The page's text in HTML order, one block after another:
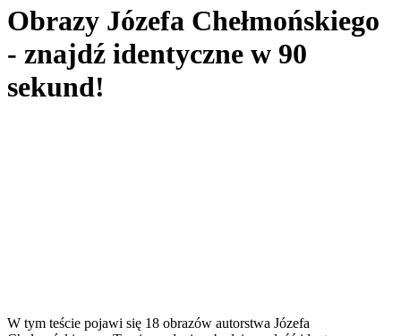
Obrazy Józefa Chełmońskiego
- znajdź identyczne w 90
sekund!
W tym teście pojawi się 18 obrazów autorstwa Józefa